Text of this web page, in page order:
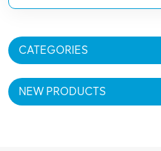
CATEGORIES
NEW PRODUCTS